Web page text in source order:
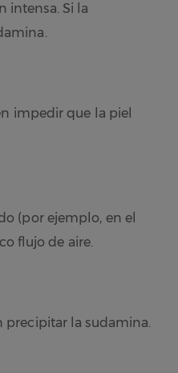
intensa. Si la
impedir que la piel
(por ejemplo, en el
flujo de aire.
precipitar la sudamina.